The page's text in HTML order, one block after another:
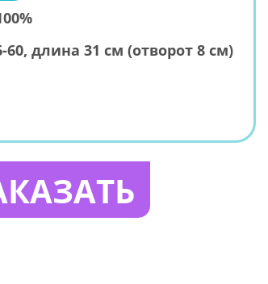
60, длина 31 см (отворот 8 см)